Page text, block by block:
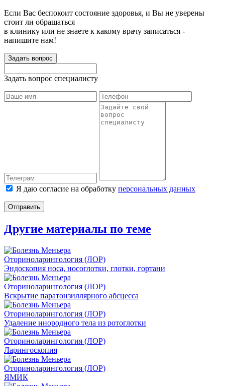
Если Вас беспокоит состояние здоровья, и Вы не уверены
стоит ли обращаться
в клинику или не знаете к какому врачу записаться -
напишите нам!
Задать вопрос
Задать вопрос специалисту
Я даю согласие на обработку персональных данных
Отправить
Другие материалы по теме
Оториноларингология (ЛОР)
Эндоскопия носа, носоглотки, глотки, гортани
Оториноларингология (ЛОР)
Вскрытие паратонзиллярного абсцесса
Оториноларингология (ЛОР)
Удаление инородного тела из ротоглотки
Оториноларингология (ЛОР)
Ларингоскопия
Оториноларингология (ЛОР)
ЯМИК